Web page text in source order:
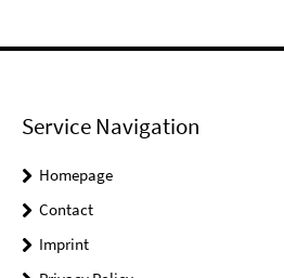
Service Navigation
Homepage
Contact
Imprint